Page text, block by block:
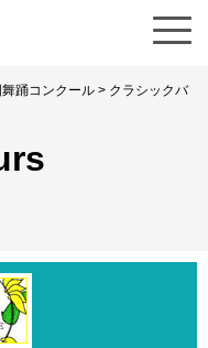
踊コンクール > クラシックバ